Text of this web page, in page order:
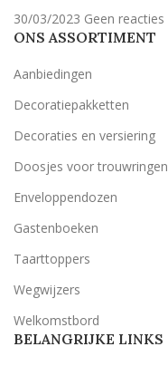
30/03/2023 Geen reacties
ONS ASSORTIMENT
Aanbiedingen
Decoratiepakketten
Decoraties en versiering
Doosjes voor trouwringen
Enveloppendozen
Gastenboeken
Taarttoppers
Wegwijzers
Welkomstbord
BELANGRIJKE LINKS